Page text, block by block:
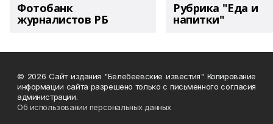
Фотобанк
журналистов РБ
Рубрика "Еда и
напитки"
© 2026 Сайт издания "Белебеевские известия" Копирование
информации сайта разрешено только с письменного согласия
администрации.
Об использовании персональных данных